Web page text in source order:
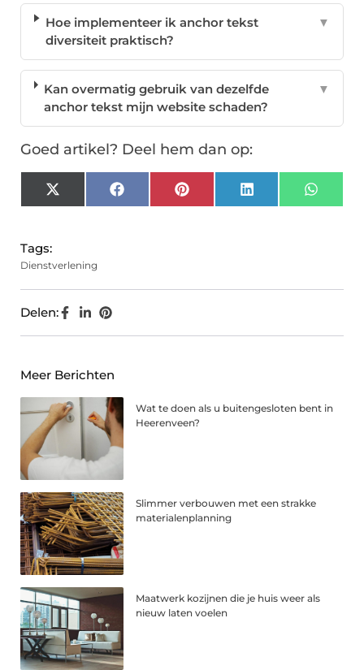
Hoe implementeer ik anchor tekst
diversiteit praktisch?
▼
Kan overmatig gebruik van dezelfde
anchor tekst mijn website schaden?
▼
Goed artikel? Deel hem dan op:
X
(Twitter)
FacebookPinterest LinkedIn
Tags:
Dienstverlening
Delen:
Meer Berichten
Wat te doen als u buitengesloten bent in
Heerenveen?
Slimmer verbouwen met een strakke
materialenplanning
Maatwerk kozijnen die je huis weer als
nieuw laten voelen